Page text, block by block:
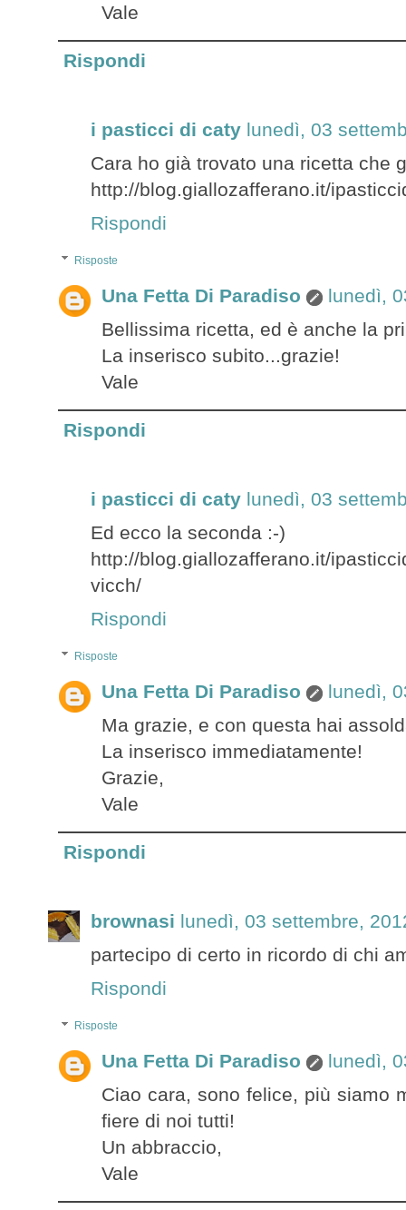
Vale
Rispondi
i pasticci di caty lunedì, 03
Cara ho già trovato una ricetta che
http://blog.giallozafferano.it/
Rispondi
Risposte
Una Fetta Di Paradiso
lunedì,
Bellissima ricetta, ed è anche la
La inserisco subito...grazie!
Vale
Rispondi
i pasticci di caty lunedì, 03
Ed ecco la seconda :-)
http://blog.giallozafferano.it/
vicch/
Rispondi
Risposte
Una Fetta Di Paradiso
lunedì,
Ma grazie, e con questa hai
La inserisco immediatamente!
Grazie,
Vale
Rispondi
brownasi lunedì, 03 settembre,
partecipo di certo in ricordo di chi
Rispondi
Risposte
Una Fetta Di Paradiso
lunedì,
Ciao cara, sono felice, più siamo
fiere di noi tutti!
Un abbraccio,
Vale